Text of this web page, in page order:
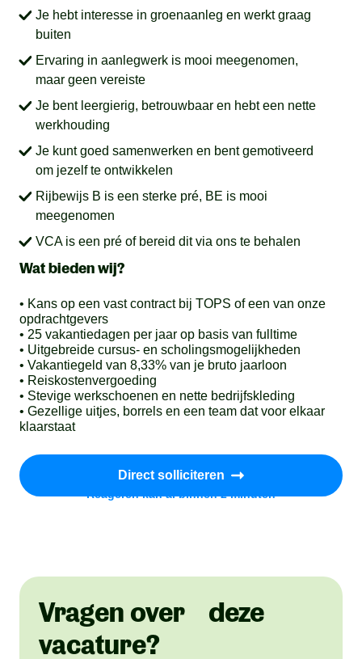
Je hebt interesse in groenaanleg en werkt graag
buiten
Ervaring in aanlegwerk is mooi meegenomen,
maar geen vereiste
Je bent leergierig, betrouwbaar en hebt een nette
werkhouding
Je kunt goed samenwerken en bent gemotiveerd
om jezelf te ontwikkelen
Rijbewijs B is een sterke pré, BE is mooi
meegenomen
VCA is een pré of bereid dit via ons te behalen
Wat bieden wij?
• Kans op een vast contract bij TOPS of een van onze
opdrachtgevers
• 25 vakantiedagen per jaar op basis van fulltime
• Uitgebreide cursus- en scholingsmogelijkheden
• Vakantiegeld van 8,33% van je bruto jaarloon
• Reiskostenvergoeding
• Stevige werkschoenen en nette bedrijfskleding
• Gezellige uitjes, borrels en een team dat voor elkaar
klaarstaat
Direct solliciteren
Reageren kan al binnen 2 minuten
Vragen over deze
vacature?